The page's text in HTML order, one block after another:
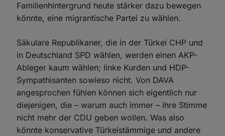
Familienhintergrund heute stärker dazu bewegen
könnte, eine migrantische Partei zu wählen.
Säkulare Republikaner, die in der Türkei CHP und
in Deutschland SPD wählen, werden einen AKP-
Ableger kaum wählen; linke Kurden und HDP-
Sympathisanten sowieso nicht. Von DAVA
angesprochen fühlen können sich eigentlich nur
diejenigen, die – warum auch immer – ihre Stimme
nicht mehr der CDU geben wollen. Was also
könnte konservative Türkeistämmige und andere